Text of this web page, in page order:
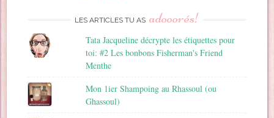
LES ARTICLES TU AS adooorés!
Tata Jacqueline décrypte les étiquettes pour
toi: #2 Les bonbons Fisherman's Friend
Menthe
Mon 1ier Shampoing au Rhassoul (ou
Ghassoul)